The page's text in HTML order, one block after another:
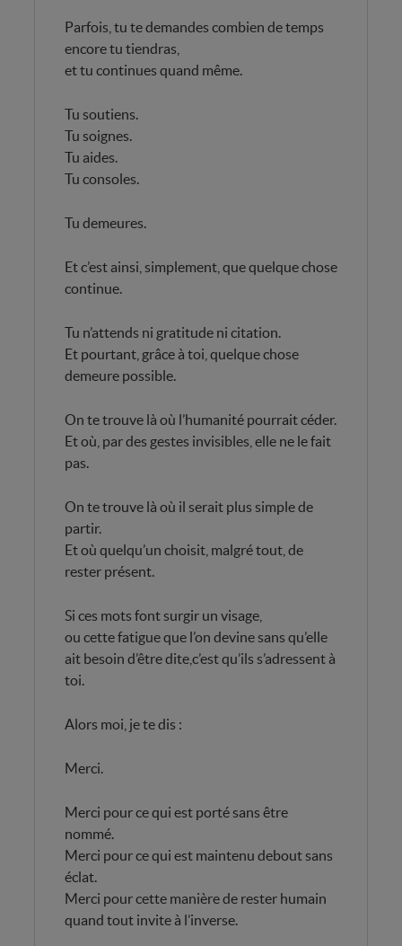
Parfois, tu te demandes combien de temps
encore tu tiendras,
et tu continues quand même.
Tu soutiens.
Tu soignes.
Tu aides.
Tu consoles.
Tu demeures.
Et c’est ainsi, simplement, que quelque chose
continue.
Tu n’attends ni gratitude ni citation.
Et pourtant, grâce à toi, quelque chose
demeure possible.
On te trouve là où l’humanité pourrait céder.
Et où, par des gestes invisibles, elle ne le fait
pas.
On te trouve là où il serait plus simple de
partir.
Et où quelqu’un choisit, malgré tout, de
rester présent.
Si ces mots font surgir un visage,
ou cette fatigue que l’on devine sans qu’elle
ait besoin d’être dite,c’est qu’ils s’adressent à
toi.
Alors moi, je te dis :
Merci.
Merci pour ce qui est porté sans être
nommé.
Merci pour ce qui est maintenu debout sans
éclat.
Merci pour cette manière de rester humain
quand tout invite à l’inverse.